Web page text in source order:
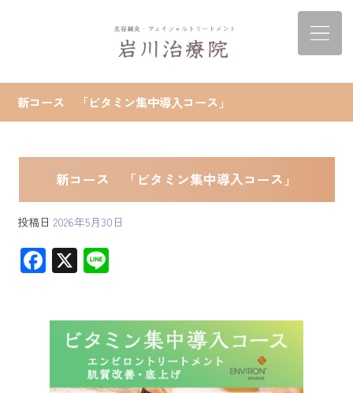
新コース 「ビタミン集中導入コース」
新コース 「ビタミン集中導入コース」
投稿日 2026年5月30日
F
ac
e
X